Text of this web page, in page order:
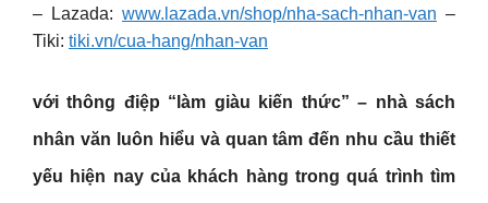
– Lazada: www.lazada.vn/shop/nha-sach-nhan-van –
Tiki: tiki.vn/cua-hang/nhan-van
với thông điệp “làm giàu kiến thức” – nhà sách
nhân văn luôn hiểu và quan tâm đến nhu cầu thiết
yếu hiện nay của khách hàng trong quá trình tìm